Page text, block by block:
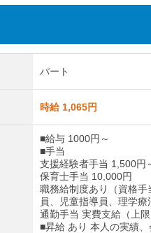
パート
時給 1,065円
■給与 1000円～
■手当
支援経験者手当 1,500円
保育士手当 10,000円
職務給制度あり（資格
員、児童指導員、理学療
通勤手当 実費支給（上限
■昇給 あり 本人の実績